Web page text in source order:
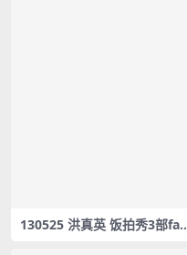
130525 洪真英 饭拍秀3部fan